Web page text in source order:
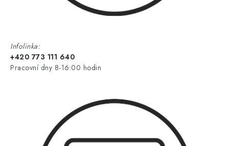
Infolinka:
+420 773 111 640
Pracovní dny 8-16:00 hodin